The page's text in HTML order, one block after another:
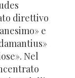
direttivo
e
Nel